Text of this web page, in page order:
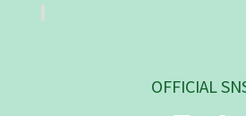
OFFICIAL